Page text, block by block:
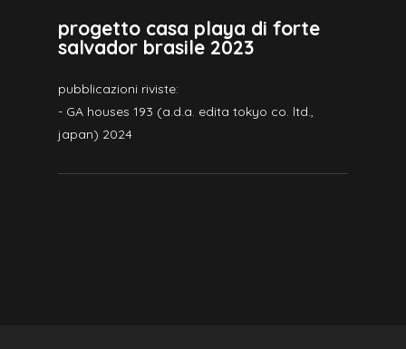
progetto casa playa di forte
salvador brasile 2023
pubblicazioni riviste:
- GA houses 193 (a.d.a. edita tokyo co. ltd.,
japan) 2024